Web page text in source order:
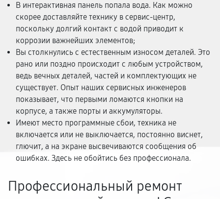
В интерактивная панель попала вода. Как можно
скорее доставляйте технику в сервис-центр,
поскольку долгий контакт с водой приводит к
коррозии важнейших элементов;
Вы столкнулись с естественным износом деталей. Это
рано или поздно происходит с любым устройством,
ведь вечных деталей, частей и комплектующих не
существует. Опыт наших сервисных инженеров
показывает, что первыми ломаются кнопки на
корпусе, а также порты и аккумуляторы.
Имеют место программные сбои, техника не
включается или не выключается, постоянно виснет,
глючит, а на экране высвечиваются сообщения об
ошибках. Здесь не обойтись без профессионала.
Профессиональный ремонт